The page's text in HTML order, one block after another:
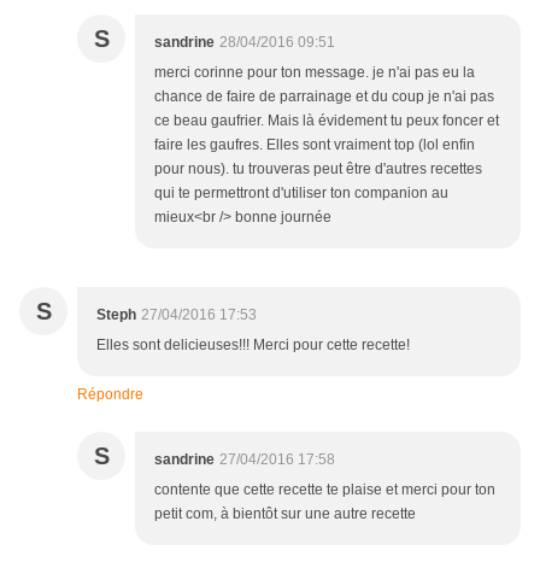
S sandrine 28/04/2016 09:51
merci corinne pour ton message. je n'ai pas eu la
chance de faire de parrainage et du coup je n'ai pas
ce beau gaufrier. Mais là évidement tu peux foncer et
faire les gaufres. Elles sont vraiment top (lol enfin
pour nous). tu trouveras peut être d'autres recettes
qui te permettront d'utiliser ton companion au
mieux<br /> bonne journée
S Steph 27/04/2016 17:53
Elles sont delicieuses!!! Merci pour cette recette!
Répondre
S sandrine 27/04/2016 17:58
contente que cette recette te plaise et merci pour ton
petit com, à bientôt sur une autre recette